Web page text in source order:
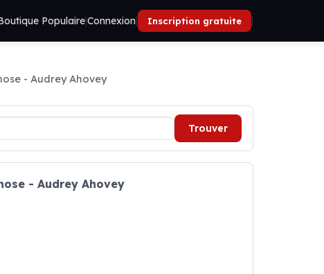
Populaire|Connexion| Inscription gratuite |
- Audrey Ahovey
Trouver
- Audrey Ahovey